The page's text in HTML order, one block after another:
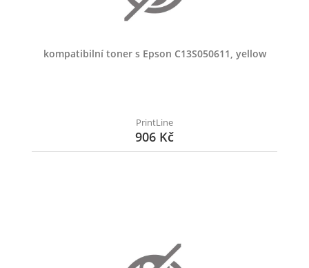
kompatibilní toner s Epson C13S050611, yellow
PrintLine
906 Kč